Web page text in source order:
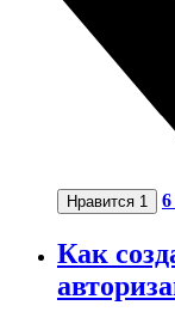
Нравится 1 6
Как